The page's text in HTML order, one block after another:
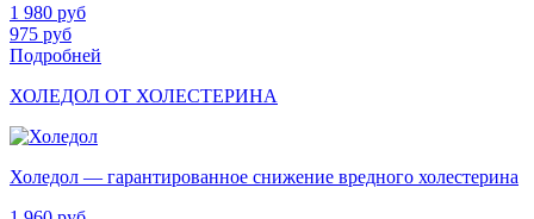
1 980 руб
975 руб
Подробней
ХОЛЕДОЛ ОТ ХОЛЕСТЕРИНА
Холедол — гарантированное снижение вредного холестерина